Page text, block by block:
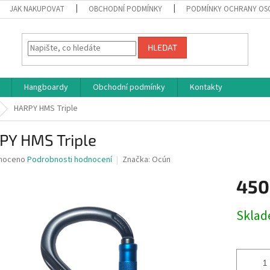
JAK NAKUPOVAT OBCHODNÍ PODMÍNKY PODMÍNKY OCHRANY
HLEDAT
Hangboardy Obchodní podmínky
Kontakty
HARPY HMS Triple
HMS Triple
Podrobnosti hodnocení Značka: Ocún
cena: